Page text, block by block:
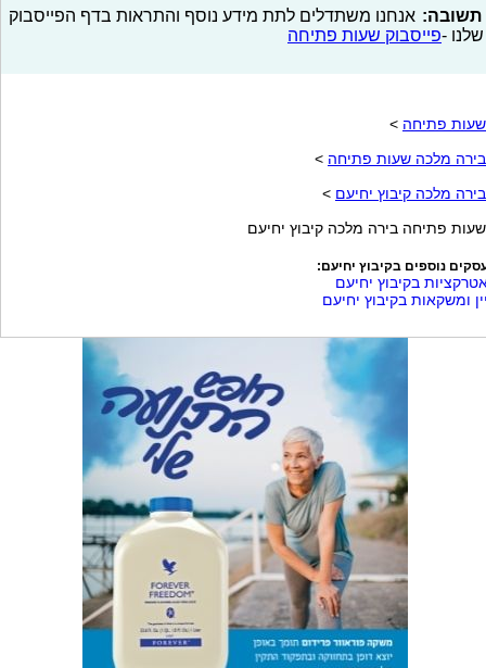
תשובה: אנחנו משתדלים לתת מידע נוסף והתראות בדף הפייסבוק
שלנו -פייסבוק שעות פתיחה
שעות פתיחה >
בירה מלכה שעות פתיחה >
בירה מלכה קיבוץ יחיעם >
שעות פתיחה בירה מלכה קיבוץ יחיעם
נוספים בקיבוץ יחיעם:
בקיבוץ יחיעם
ומשקאות בקיבוץ יחיעם